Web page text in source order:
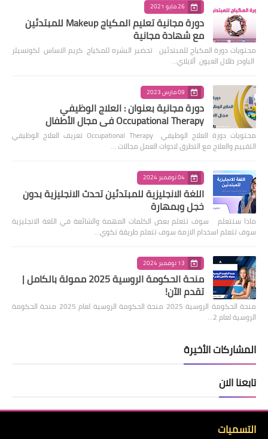
26 مايو 2021
دورة مجانية تعليم المكياج Makeup للمبتدئين
مع شهادة مجانية
محتويات دورة المكياج للمبتدئين تحضير البشره للمكياج كريم الاساس لكونسيلر
الباودر ظلال العيون ألايلاي…
09 مارس 2023
دورة مجانية بعنوان : العلاج الوظيفي
Occupational Therapy في مجال الأطفال
محتويات دورة العلاج الوظيفي Occupational Therapy تعريف العلاج الوظيفي
التقييم والعلاج مع التطرق لادوات العمل مجالات …
04 نوفمبر 2024
اللغة الانجليزية للمبتدئين تحدث الانجليزية بدون
خجل وبمهارة
ماذا ستتعلم سوف تتعلم بعض الكلمات المهمة والشائعة في اللغة الانجليزية
سوف تتعلم اسخدام الازمة سوف تتعلم طريقة تكوي…
13 نوفمبر 2024
منحة الحكومة الروسية 2025 ممولة بالكامل |
تقدم الآن!
منحة الحكومة الروسية 2025 منحة الحكومة الروسية لعام 2025 منحة الحكومة
الروسية لعام 2…
المشاركات الأخيرة
تابعنا الان
التسميات